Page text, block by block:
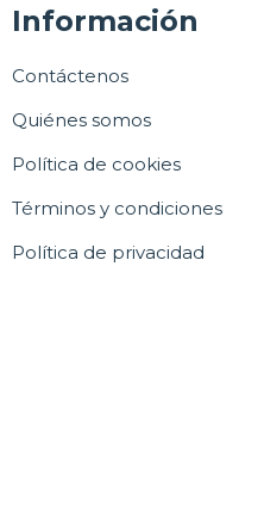
Información
Contáctenos
Quiénes somos
Política de cookies
Términos y condiciones
Política de privacidad